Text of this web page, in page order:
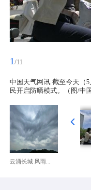
1 /11
中国天气网讯 截至今天（
民开启防晒模式。（图/中
云涌长城 风雨...